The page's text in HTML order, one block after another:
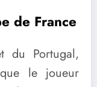
de France
du Portugal,
le joueur